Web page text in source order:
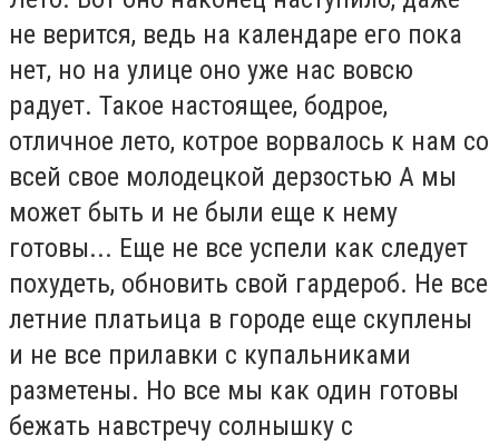
не верится, ведь на календаре его пока
нет, но на улице оно уже нас вовсю
радует. Такое настоящее, бодрое,
отличное лето, котрое ворвалось к нам со
всей свое молодецкой дерзостью А мы
может быть и не были еще к нему
готовы... Еще не все успели как следует
похудеть, обновить свой гардероб. Не все
летние платьица в городе еще скуплены
и не все прилавки с купальниками
разметены. Но все мы как один готовы
бежать навстречу солнышку с